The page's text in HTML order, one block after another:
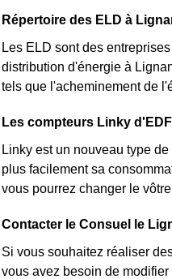
Répertoire des ELD à
Les ELD sont des
distribution d'énergie à
tels que l'acheminement de
Les compteurs Linky
Linky est un nouveau type
plus facilement sa
vous pourrez changer le
Contacter le Consuel le
Si vous souhaitez réaliser
vous avez besoin de